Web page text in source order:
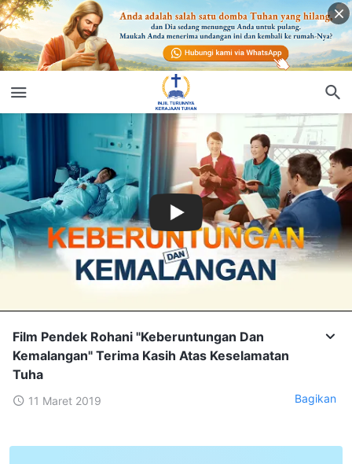
Film Pendek Rohani "Keberuntungan Dan
Kemalangan" Terima Kasih Atas Keselamatan
Tuha
11 Maret 2019 Bagikan